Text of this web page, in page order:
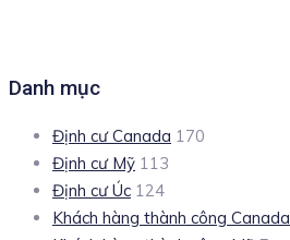
Danh mục
Định cư Canada 170
Định cư Mỹ 113
Định cư Úc 124
Khách hàng thành công Canada